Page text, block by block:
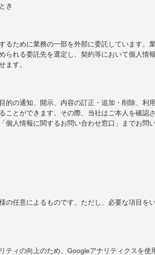
き
るために業務の一部を外部に委託しています。
られる委託先を選定し、契約等において個人情
ます。
的の通知、開示、内容の訂正・追加・削除、利
ことができます。その際、当社はご本人を確認
人情報に関するお問い合わせ窓口」までお問
の任意によるものです。ただし、必要な項目を
ティの向上のため、Googleアナリティクスを